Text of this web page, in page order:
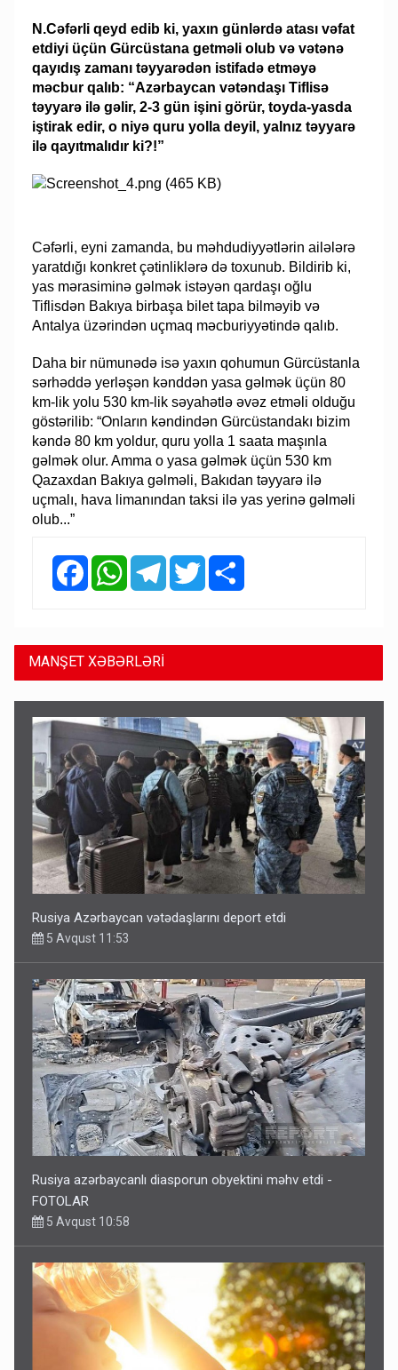
N.Cəfərli qeyd edib ki, yaxın günlərdə atası vəfat
etdiyi üçün Gürcüstana getməli olub və vətənə
qayıdış zamanı təyyarədən istifadə etməyə
məcbur qalıb: “Azərbaycan vətəndaşı Tiflisə
təyyarə ilə gəlir, 2-3 gün işini görür, toyda-yasda
iştirak edir, o niyə quru yolla deyil, yalnız təyyarə
ilə qayıtmalıdır ki?!”
Cəfərli, eyni zamanda, bu məhdudiyyətlərin ailələrə
yaratdığı konkret çətinliklərə də toxunub. Bildirib ki,
yas mərasiminə gəlmək istəyən qardaşı oğlu
Tiflisdən Bakıya birbaşa bilet tapa bilməyib və
Antalya üzərindən uçmaq məcburiyyətində qalıb.
Daha bir nümunədə isə yaxın qohumun Gürcüstanla
sərhəddə yerləşən kənddən yasa gəlmək üçün 80
km-lik yolu 530 km-lik səyahətlə əvəz etməli olduğu
göstərilib: “Onların kəndindən Gürcüstandakı bizim
kəndə 80 km yoldur, quru yolla 1 saata maşınla
gəlmək olur. Amma o yasa gəlmək üçün 530 km
Qazaxdan Bakıya gəlməli, Bakıdan təyyarə ilə
uçmalı, hava limanından taksi ilə yas yerinə gəlməli
olub...”
FacebookWhatsAppTelegramTwitter
MANŞET XƏBƏRLƏRİ
Rusiya Azərbaycan vətədaşlarını deport etdi
5 Avqust 11:53
Rusiya azərbaycanlı diasporun obyektini məhv etdi -
FOTOLAR
5 Avqust 10:58